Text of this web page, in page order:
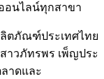
อนไลน์ทุกสาขา
ตภัณฑ์ประเทศไทย
าวภัทรพร เพ็ญประ
าดและ